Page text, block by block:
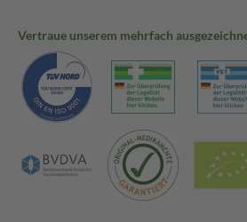
Vertraue unserem mehrfach